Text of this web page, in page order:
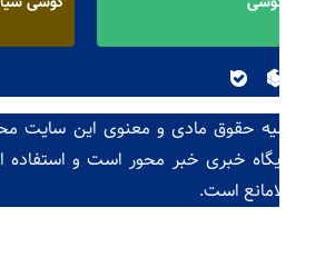
حقوق مادی و معنوی این سایت محفوظ و
خبری خبر محور است و استفاده از آن با
است.